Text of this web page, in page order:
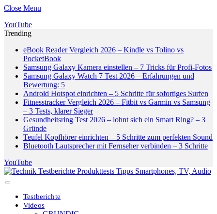
Close Menu
YouTube
Trending
eBook Reader Vergleich 2026 – Kindle vs Tolino vs
PocketBook
Samsung Galaxy Kamera einstellen – 7 Tricks für Profi-Fotos
Samsung Galaxy Watch 7 Test 2026 – Erfahrungen und
Bewertung: 5
Android Hotspot einrichten – 5 Schritte für sofortiges Surfen
Fitnesstracker Vergleich 2026 – Fitbit vs Garmin vs Samsung
– 3 Tests, klarer Sieger
Gesundheitsring Test 2026 – lohnt sich ein Smart Ring? – 3
Gründe
Teufel Kopfhörer einrichten – 5 Schritte zum perfekten Sound
Bluetooth Lautsprecher mit Fernseher verbinden – 3 Schritte
YouTube
Testberichte
Videos